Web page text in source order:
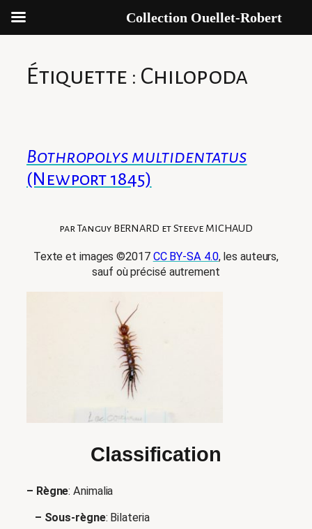
contenuÉtiquette : Chilopoda
Bothropolys multidentatus
(Newport 1845)
par Tanguy BERNARD et Steeve MICHAUD
Texte et images ©2017 CC BY-SA 4.0, les auteurs,
sauf où précisé autrement
Classification
– Règne: Animalia
– Sous-règne: Bilateria
Collection Ouellet-Robert